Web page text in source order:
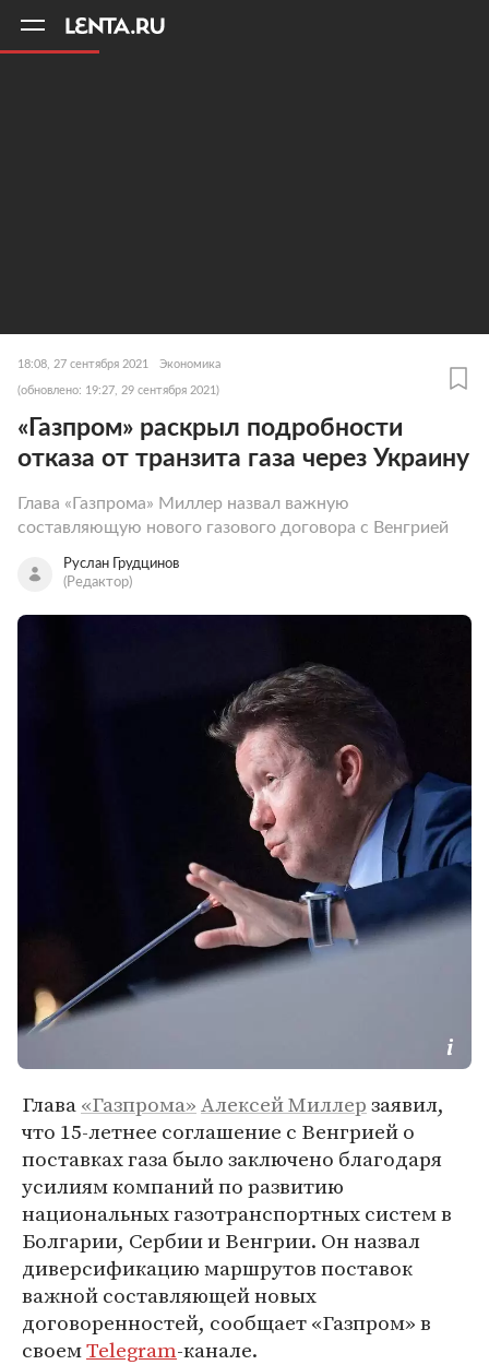
18:08, 27 сентября 2021 Экономика
(обновлено: 19:27, 29 сентября 2021)
«Газпром» раскрыл подробности
отказа от транзита газа через Украину
Глава «Газпрома» Миллер назвал важную
составляющую нового газового договора с Венгрией
Руслан Грудцинов
(Редактор)
Глава«Газпрома»Алексей Миллерзаявил,
что 15-летнее соглашение с Венгрией о
поставках газа было заключено благодаря
усилиям компаний по развитию
национальных газотранспортных систем в
Болгарии, Сербии и Венгрии. Он назвал
диверсификацию маршрутов поставок
важной составляющей новых
договоренностей, сообщает «Газпром» в
своемTelegram-канале.